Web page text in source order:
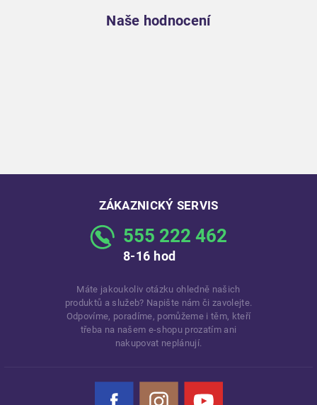
Naše hodnocení
ZÁKAZNICKÝ SERVIS
555 222 462
8-16 hod
Máte jakoukoliv otázku ohledně našich
produktů a služeb? Napište nám či zavolejte.
Odpovíme, poradíme, pomůžeme i těm, kteří
třeba na našem e-shopu prozatím ani
nakupovat neplánují.
Facebook Instagram YouTube